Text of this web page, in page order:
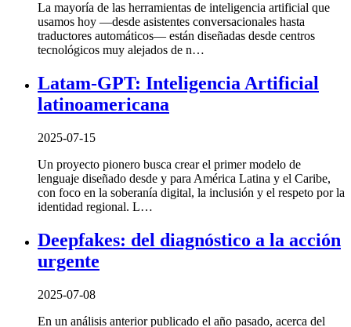
La mayoría de las herramientas de inteligencia artificial que
usamos hoy —desde asistentes conversacionales hasta
traductores automáticos— están diseñadas desde centros
tecnológicos muy alejados de n…
Latam-GPT: Inteligencia Artificial
latinoamericana
2025-07-15
Un proyecto pionero busca crear el primer modelo de
lenguaje diseñado desde y para América Latina y el Caribe,
con foco en la soberanía digital, la inclusión y el respeto por la
identidad regional. L…
Deepfakes: del diagnóstico a la acción
urgente
2025-07-08
En un análisis anterior publicado el año pasado, acerca del